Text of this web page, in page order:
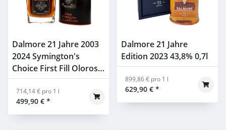
Dalmore 21 Jahre 2003
2024 Symington's
Choice First Fill Oloroso
Cask #14743 Signatory
53,6% 0,7l
499,90 € *
714,14 € pro 1 l
Dalmore 21 Jahre
Edition 2023 43,8% 0,7l
629,90 € *
899,86 € pro 1 l